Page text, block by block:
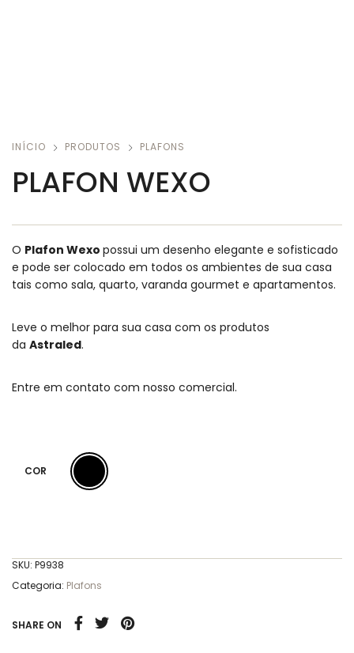
INÍCIO PRODUTOS PLAFONS
PLAFON WEXO
O Plafon Wexo possui um desenho elegante e sofisticado
e pode ser colocado em todos os ambientes de sua casa
tais como sala, quarto, varanda gourmet e apartamentos.
Leve o melhor para sua casa com os produtos
da Astraled.
Entre em contato com nosso comercial.
COR
SKU: P9938
Categoria: Plafons
SHARE ON